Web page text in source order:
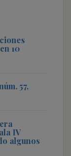
10
57,
IV
algunos